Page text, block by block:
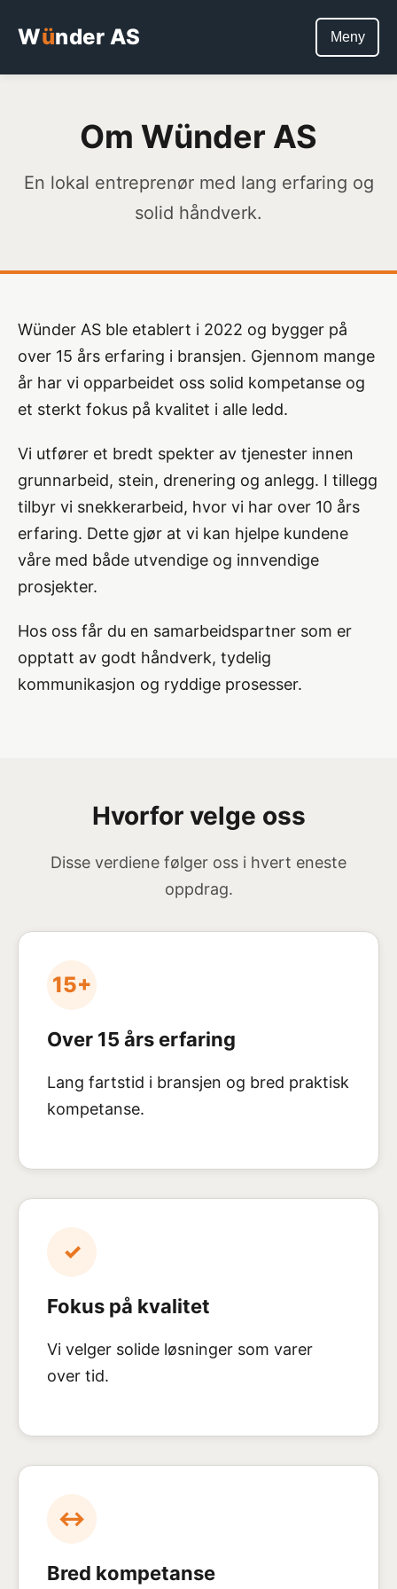
Wünder AS Meny
Om Wünder AS
En lokal entreprenør med lang erfaring og
solid håndverk.
Wünder AS ble etablert i 2022 og bygger på
over 15 års erfaring i bransjen. Gjennom mange
år har vi opparbeidet oss solid kompetanse og
et sterkt fokus på kvalitet i alle ledd.
Vi utfører et bredt spekter av tjenester innen
grunnarbeid, stein, drenering og anlegg. I tillegg
tilbyr vi snekkerarbeid, hvor vi har over 10 års
erfaring. Dette gjør at vi kan hjelpe kundene
våre med både utvendige og innvendige
prosjekter.
Hos oss får du en samarbeidspartner som er
opptatt av godt håndverk, tydelig
kommunikasjon og ryddige prosesser.
Hvorfor velge oss
Disse verdiene følger oss i hvert eneste
oppdrag.
15+
Over 15 års erfaring
Lang fartstid i bransjen og bred praktisk
kompetanse.
✓
Fokus på kvalitet
Vi velger solide løsninger som varer
over tid.
↔
Bred kompetanse